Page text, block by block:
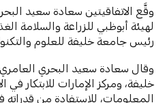
وقَّع الاتفاقيتين سعادة سعيد
لهيئة أبوظبي للزراعة والسلامة
رئيس جامعة خليفة للعلوم
وقال سعادة سعيد البحري
خليفة، ومركز الإمارات للابتكار في
المعلومات، للاستفادة من قدراته